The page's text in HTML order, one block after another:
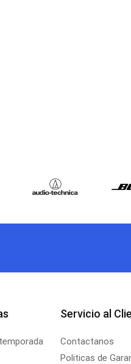
Servicio al
Contactanos
Politicas de